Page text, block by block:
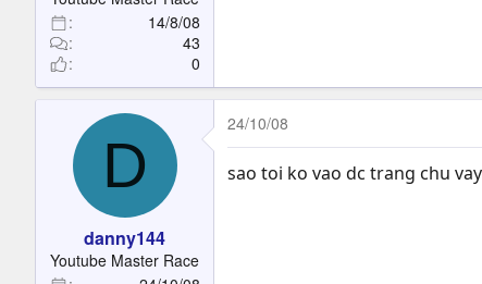
14/8/08
43
0
D
danny144
Youtube Master Race
24/10/08
sao toi ko vao dc trang chu